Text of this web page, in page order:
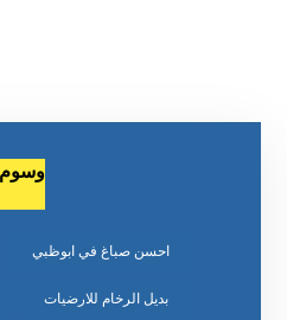
وسوم
احسن صباغ في ابوظبي
بديل الرخام للارضيات